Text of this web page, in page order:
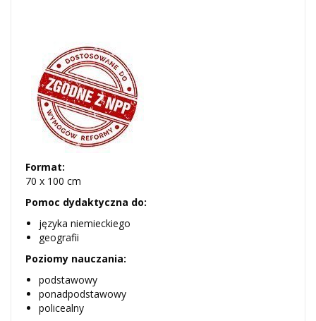
Format:
70 x 100 cm
Pomoc dydaktyczna do:
języka niemieckiego
geografii
Poziomy nauczania:
podstawowy
ponadpodstawowy
policealny